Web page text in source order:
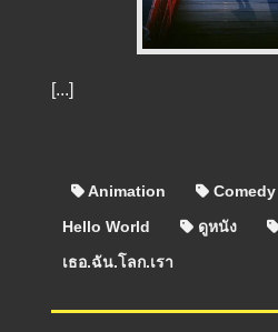
[...]
Animation Comedy
Hello World
ดูหนัง
เธอ.ฉัน.โลก.เรา